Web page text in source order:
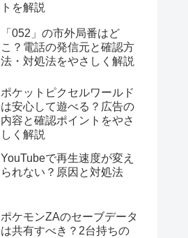
トを解説
「052」の市外局番はど
こ？電話の発信元と確認方
法・対処法をやさしく解説
ポケットピクセルワールド
は安心して遊べる？広告の
内容と確認ポイントをやさ
しく解説
YouTubeで再生速度が変え
られない？原因と対処法
ポケモンZAのセーブデータ
は共有すべき？2台持ちの